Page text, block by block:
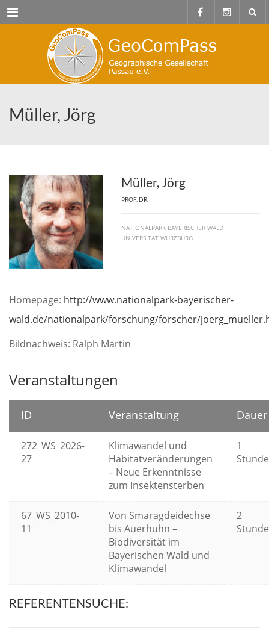
Menu
Müller, Jörg
Müller, Jörg
PROF. DR.
NATIONALPARK BAYERISCHER WALD
UNIVERSITÄT WÜRZBURG
Homepage: http://www.nationalpark-bayerischer-
wald.de/nationalpark/forschung/forscher/
Bildnachweis: Ralph Martin
Veranstaltungen
ID Veranstaltung Dauer
272_WS_2026-
27
Klimawandel und
Habitatveränderungen
– Neue Erkenntnisse
zum Insektensterben
1
67_WS_2010-
11
Von Smaragdeidechse
bis Auerhuhn –
Biodiversität im
Bayerischen Wald und
Klimawandel
2
REFERENTENSUCHE: